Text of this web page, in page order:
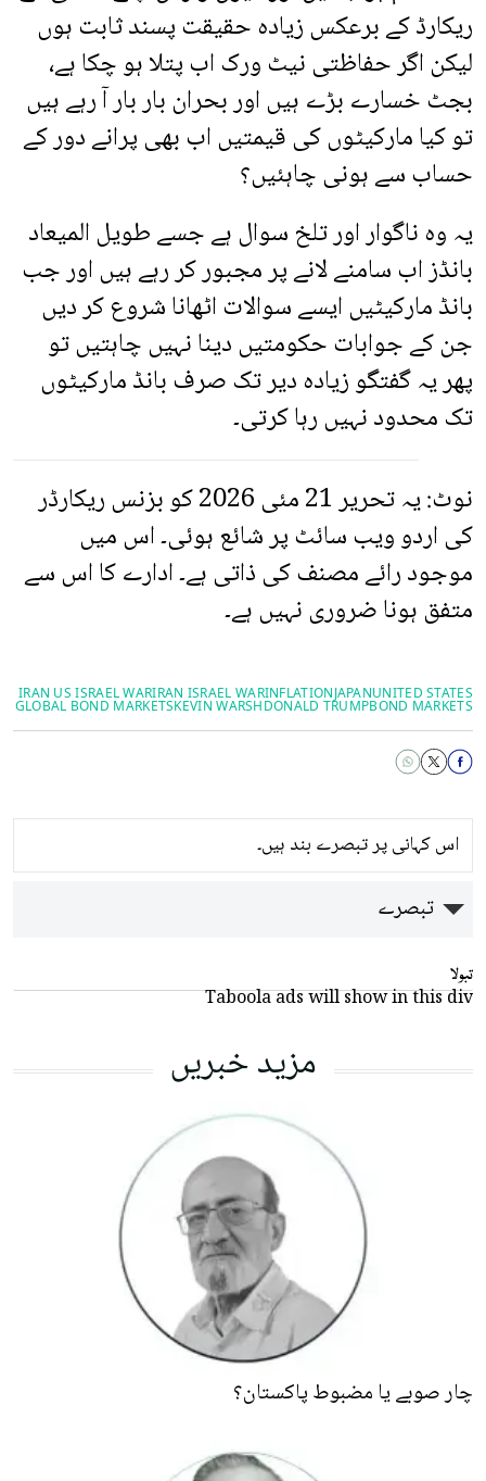
ریکارڈ کے برعکس زیادہ حقیقت پسند ثابت ہوں
لیکن اگر حفاظتی نیٹ ورک اب پتلا ہو چکا ہے،
بجٹ خسارے بڑے ہیں اور بحران بار بار آ رہے ہیں
تو کیا مارکیٹوں کی قیمتیں اب بھی پرانے دور کے
حساب سے ہونی چاہئیں؟
یہ وہ ناگوار اور تلخ سوال ہے جسے طویل المیعاد
بانڈز اب سامنے لانے پر مجبور کر رہے ہیں اور جب
بانڈ مارکیٹیں ایسے سوالات اٹھانا شروع کر دیں
جن کے جوابات حکومتیں دینا نہیں چاہتیں تو
پھر یہ گفتگو زیادہ دیر تک صرف بانڈ مارکیٹوں
تک محدود نہیں رہا کرتی۔
نوٹ: یہ تحریر 21 مئی 2026 کو بزنس ریکارڈر
کی اردو ویب سائٹ پر شائع ہوئی۔ اس میں
موجود رائے مصنف کی ذاتی ہے۔ ادارے کا اس سے
متفق ہونا ضروری نہیں ہے۔
UNITED STATES
JAPAN
INFLATION
IRAN ISRAEL WAR
IRAN US ISRAEL WAR
BOND MARKETS
DONALD ​TRUMP
KEVIN WARSH
GLOBAL BOND MARKETS
اس کہانی پر تبصرے بند ہیں۔
تبصرے
تبولا
Taboola ads will show in this div
مزید خبریں
چار صوبے یا مضبوط پاکستان؟